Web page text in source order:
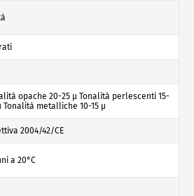
opache 20-25 µ Tonalità perlescenti 15-
Tonalità metalliche 10-15 µ
2004/42/CE
a 20°C